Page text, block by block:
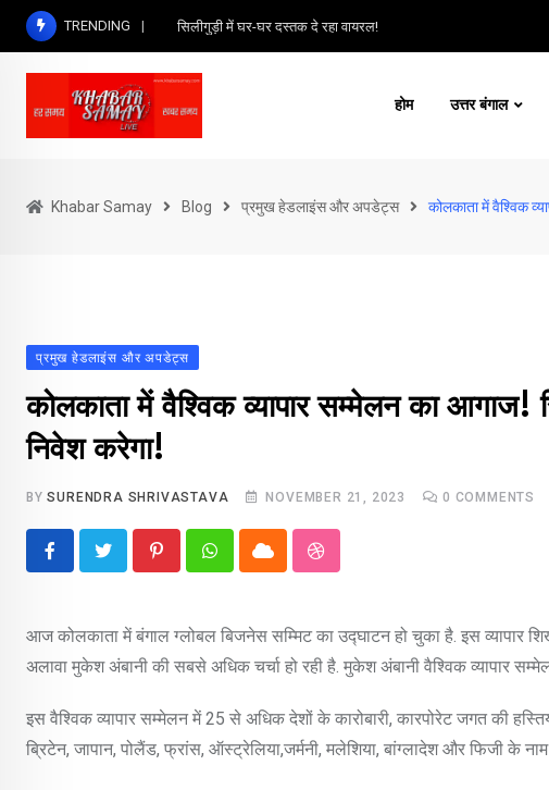
Skip
content
TRENDING सिलीगुड़ी में घर-घर दस्तक दे रहा वायरल!
होम उत्तर बंगाल
Khabar Samay Blog प्रमुख हेडलाइंस और अपडेट्स कोलकाता में वैश्विक
प्रमुख हेडलाइंस और अपडेट्स
कोलकाता में वैश्विक व्यापार सम्मेलन का
निवेश करेगा!
BYSURENDRA SHRIVASTAVA NOVEMBER 21, 2023 0 COMMENTS
PinterestWhatsappCloud StumbleUpon
आज कोलकाता में बंगाल ग्लोबल बिजनेस सम्मिट का उद्घाटन हो चुका है. इस व्यापार
अलावा मुकेश अंबानी की सबसे अधिक चर्चा हो रही है. मुकेश अंबानी वैश्विक व्यापार
इस वैश्विक व्यापार सम्मेलन में 25 से अधिक देशों के कारोबारी, कारपोरेट जगत की
ब्रिटेन, जापान, पोलैंड, फ्रांस, ऑस्ट्रेलिया,जर्मनी, मलेशिया, बांग्लादेश और फिजी के